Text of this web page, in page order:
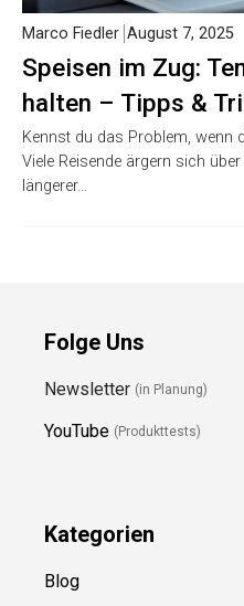
Speisen im Zug:
halten – Tipps &
Marco Fiedler August 7, 2025
Kennst du das Problem, wenn
Viele Reisende ärgern sich
längerer…
Folge Uns
Newsletter (in Planung)
YouTube (Produkttests)
Kategorien
Blog